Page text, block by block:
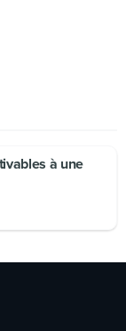
à une